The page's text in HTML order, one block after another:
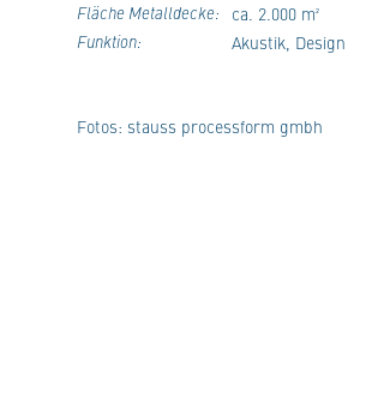
Fläche Metalldecke: ca. 2.000 m²
Funktion: Akustik, Design
Fotos: stauss processform gmbh